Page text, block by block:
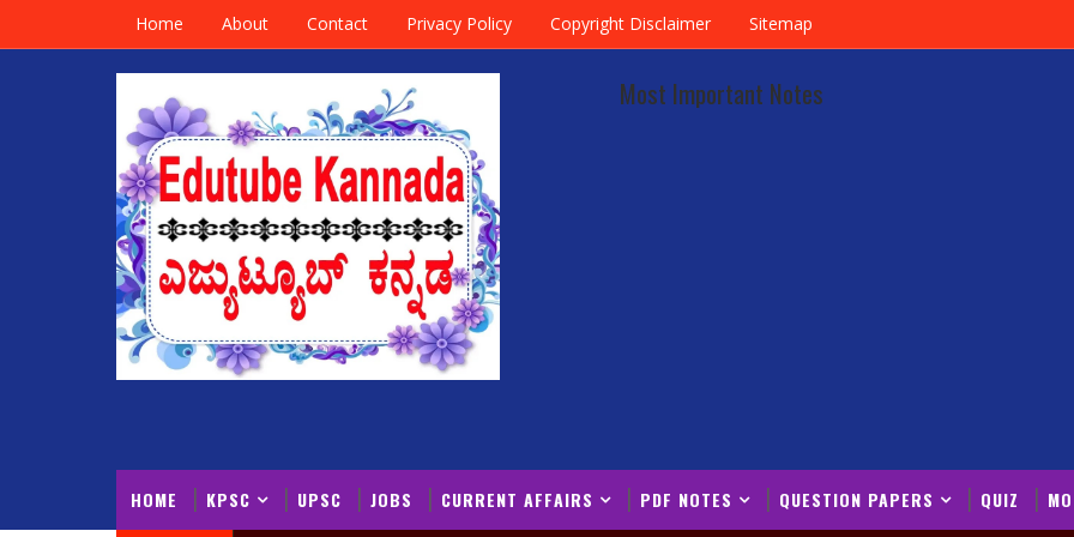
Home About Contact Privacy Policy Copyright Disclaimer Sitemap
Most Important Notes
HOME KPSC UPSC JOBS CURRENT AFFAIRS PDF NOTES QUESTION PAPERS QUIZ